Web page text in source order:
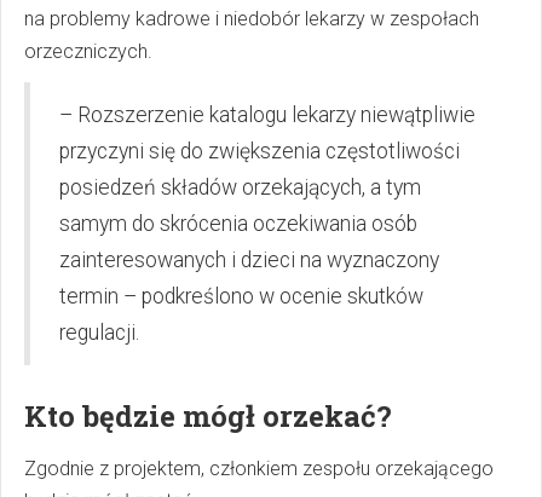
na problemy kadrowe i niedobór lekarzy w zespołach
orzeczniczych.
– Rozszerzenie katalogu lekarzy niewątpliwie
przyczyni się do zwiększenia częstotliwości
posiedzeń składów orzekających, a tym
samym do skrócenia oczekiwania osób
zainteresowanych i dzieci na wyznaczony
termin – podkreślono w ocenie skutków
regulacji.
Kto będzie mógł orzekać?
Zgodnie z projektem, członkiem zespołu orzekającego